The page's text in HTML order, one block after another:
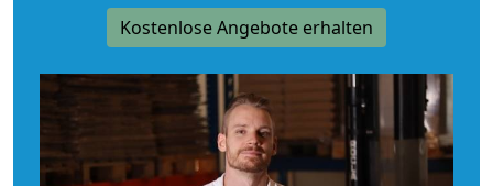
Kostenlose Angebote erhalten